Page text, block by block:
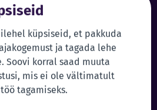
küpsiseid, et pakkuda
ja tagada lehe
Soovi korral saad muuta
mis ei ole vältimatult
tagamiseks.
24/7+372 619 1899
Iseteenindus
Sisene iseteenindusse